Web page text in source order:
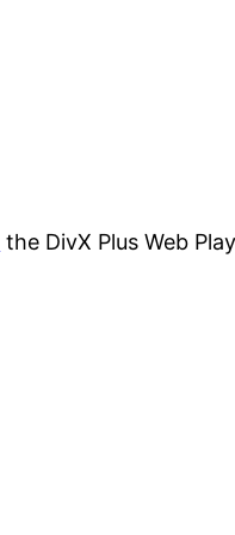
the DivX Plus Web